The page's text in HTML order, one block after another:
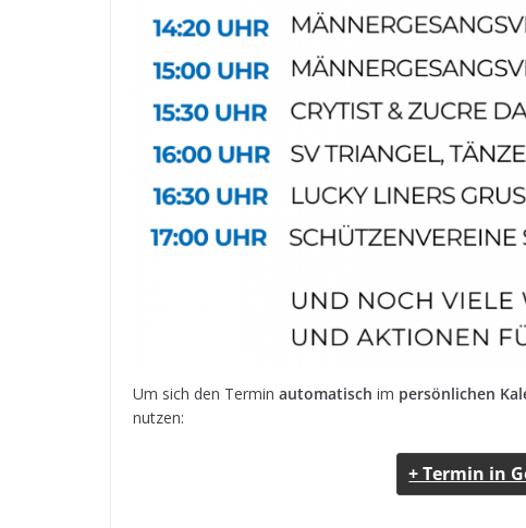
Um sich den Ter­min auto­ma­tisch im per­sön­li­chen
nutzen:
+ Ter­min in